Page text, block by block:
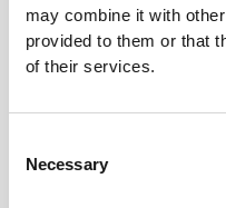
may combine it with
provided to them or that
of their services.
Selection
Necessary
Yogo Whey - High-Protein
Shake 15 servings